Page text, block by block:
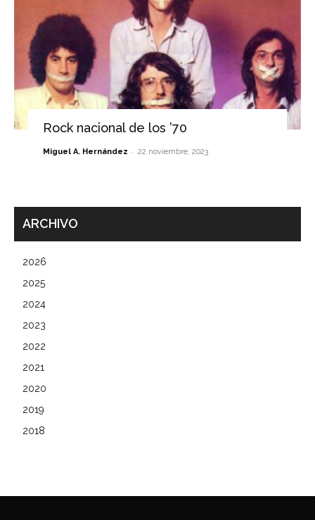
Rock nacional de los ’70
Miguel A. Hernández - 22 noviembre, 2023
ARCHIVO
2026
2025
2024
2023
2022
2021
2020
2019
2018